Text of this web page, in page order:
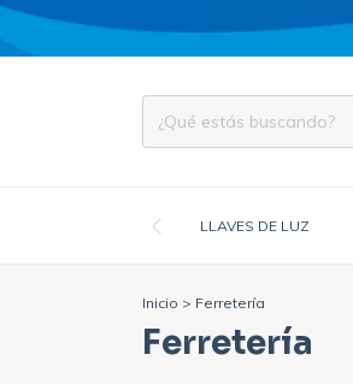
LLAVES DE LUZ
Inicio > Ferretería
Ferretería